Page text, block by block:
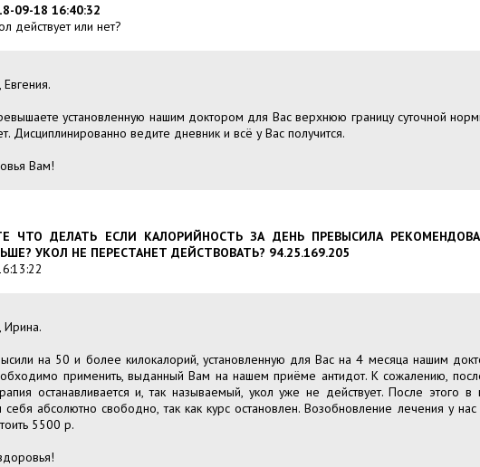
09-18 16:40:32
действует или нет?
Евгения.
установленную нашим доктором для Вас верхнюю границу суточной
Дисциплинированно ведите дневник и всё у Вас получится.
Вам!
ЧТО ДЕЛАТЬ ЕСЛИ КАЛОРИЙНОСТЬ ЗА ДЕНЬ ПРЕВЫСИЛА
УКОЛ НЕ ПЕРЕСТАНЕТ ДЕЙСТВОВАТЬ? 94.25.169.205
Ирина.
на 50 и более килокалорий, установленную для Вас на 4 месяца нашим
применить, выданный Вам на нашем приёме антидот. К сожалению,
останавливается и, так называемый, укол уже не действует. После этого
себя абсолютно свободно, так как курс остановлен. Возобновление лечения у
5500 р.